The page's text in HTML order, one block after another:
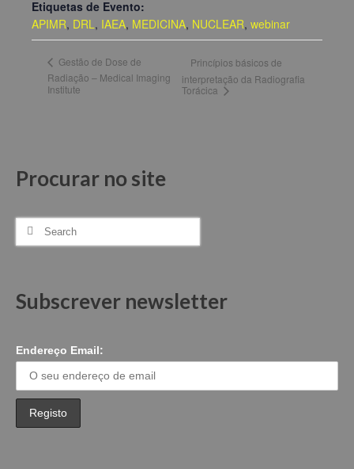
Etiquetas de Evento:
APIMR, DRL, IAEA, MEDICINA, NUCLEAR, webinar
Gestão de Dose de
Radiação – Medical Imaging
Institute
Princípios básicos de
interpretação da Radiografia
Torácica
Procurar no site
Search
for:
Subscrever newsletter
Endereço Email: